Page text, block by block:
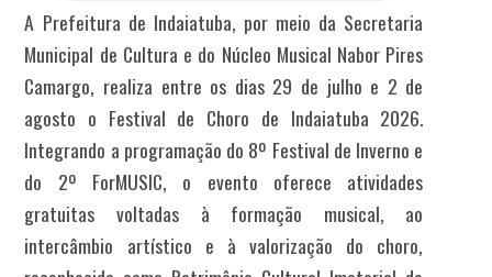
A Prefeitura de Indaiatuba, por meio da Secretaria
Municipal de Cultura e do Núcleo Musical Nabor Pires
Camargo, realiza entre os dias 29 de julho e 2 de
agosto o Festival de Choro de Indaiatuba 2026.
Integrando a programação do 8º Festival de Inverno e
do 2º ForMUSIC, o evento oferece atividades
gratuitas voltadas à formação musical, ao
intercâmbio artístico e à valorização do choro,